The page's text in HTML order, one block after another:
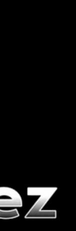
7 oct 2025
Calendario